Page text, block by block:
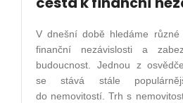
V dnešní době hledáme různé
finanční nezávislosti a
budoucnost. Jednou z
se stává stále
do nemovitostí. Trh s